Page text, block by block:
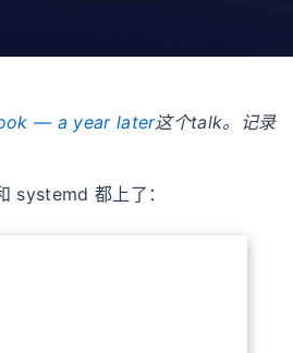
— a year later这个talk。记录
systemd 都上了：